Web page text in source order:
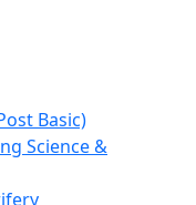
Basic)
Science &